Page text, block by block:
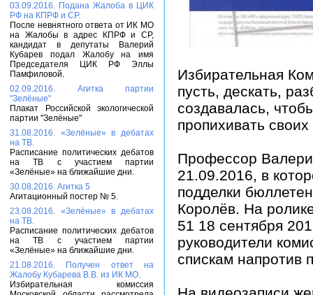
03.09.2016. Подана Жалоба в ЦИК
РФ на КПРФ и СР.
После невнятного ответа от ИК МО
на Жалобы в адрес КПРФ и СР,
кандидат в депутаты Валерий
Кубарев подал Жалобу на имя
Председателя ЦИК РФ Эллы
Памфиловой.
02.09.2016. Агитка партии
"Зелёные"
Плакат Российской экологической
партии "Зелёные"
31.08.2016. «Зелёные» в дебатах
на ТВ.
Расписание политических дебатов
на ТВ с участием партии
«Зелёные» на ближайшие дни.
30.08.2016. Агитка 5
Агитационный постер № 5.
23.08.2016. «Зелёные» в дебатах
на ТВ.
Расписание политических дебатов
на ТВ с участием партии
«Зелёные» на ближайшие дни.
21.08.2016. Получен ответ на
Жалобу Кубарева В.В. из ИК МО.
Избирательная комиссия
Избирательная
пусть, дескать,
создавалась,
пропихивать
Профессор
21.09.2016, в
подделки
Королёв. На
51 18 сентября
руководители
спискам напротив